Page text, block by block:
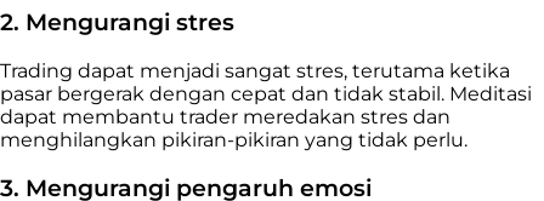
2. Mengurangi stres
Trading dapat menjadi sangat stres, terutama ketika
pasar bergerak dengan cepat dan tidak stabil. Meditasi
dapat membantu trader meredakan stres dan
menghilangkan pikiran-pikiran yang tidak perlu.
3. Mengurangi pengaruh emosi